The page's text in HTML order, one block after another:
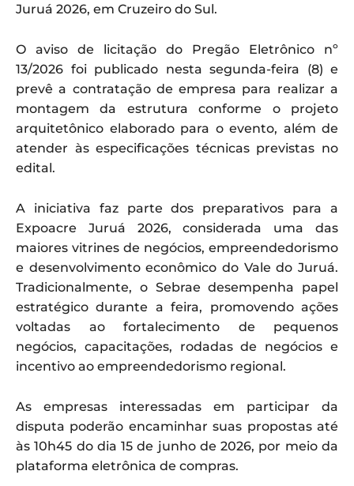
Juruá 2026, em Cruzeiro do Sul.
O aviso de licitação do Pregão Eletrônico nº
13/2026 foi publicado nesta segunda-feira (8) e
prevê a contratação de empresa para realizar a
montagem da estrutura conforme o projeto
arquitetônico elaborado para o evento, além de
atender às especificações técnicas previstas no
edital.
A iniciativa faz parte dos preparativos para a
Expoacre Juruá 2026, considerada uma das
maiores vitrines de negócios, empreendedorismo
e desenvolvimento econômico do Vale do Juruá.
Tradicionalmente, o Sebrae desempenha papel
estratégico durante a feira, promovendo ações
voltadas ao fortalecimento de pequenos
negócios, capacitações, rodadas de negócios e
incentivo ao empreendedorismo regional.
As empresas interessadas em participar da
disputa poderão encaminhar suas propostas até
às 10h45 do dia 15 de junho de 2026, por meio da
plataforma eletrônica de compras.